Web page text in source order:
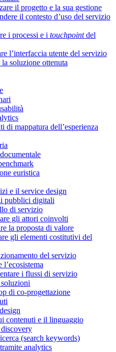
il progetto e la sua gestione
il contesto d’uso del servizio
i processi e i touchpointdel
l’interfaccia utente del servizio
soluzione ottenuta
di mappatura dell’esperienza
euristica
e il service design
pubblici digitali
di servizio
gli attori coinvolti
la proposta di valore
gli elementi costitutivi del
del servizio
l’ecosistema
i flussi di servizio
di co-progettazione
contenuti e il linguaggio
(search keywords)
analytics